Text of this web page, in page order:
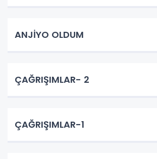
ANJİYO OLDUM
ÇAĞRIŞIMLAR- 2
ÇAĞRIŞIMLAR-1